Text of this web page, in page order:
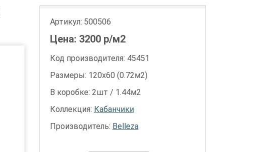
Артикул: 500506
Цена: 3200р/м2
Код производителя: 45451
Размеры: 120х60 (0.72м2)
В коробке: 2шт / 1.44м2
Коллекция: Кабанчики
Производитель: Belleza